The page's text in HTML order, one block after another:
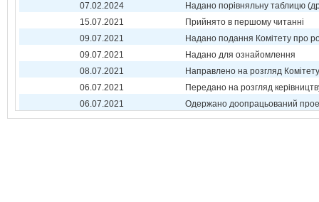
07.02.2024
Надано порівняльну таблицю
15.07.2021
Прийнято в першому читанні
09.07.2021
Надано подання Комітету про
09.07.2021
Надано для ознайомлення
08.07.2021
Направлено на розгляд Комітету
06.07.2021
Передано на розгляд
06.07.2021
Одержано доопрацьований